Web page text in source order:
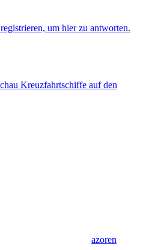
um hier zu antworten.
Kreuzfahrtschiffe auf den
azoren